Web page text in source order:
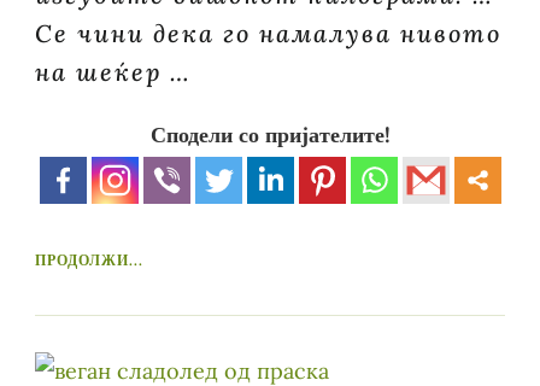
Се чини дека го намалува нивото
на шеќер …
Сподели со пријателите!
ПРОДОЛЖИ...